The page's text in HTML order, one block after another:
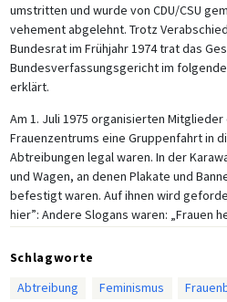
umstritten und wurde von CDU/CSU
vehement abgelehnt. Trotz
Bundesrat im Frühjahr 1974 trat das
Bundesverfassungsgericht im
erklärt.
Am 1. Juli 1975 organisierten
Frauenzentrums eine Gruppenfahrt in
Abtreibungen legal waren. In der
und Wagen, an denen Plakate und
befestigt waren. Auf ihnen wird
hier”: Andere Slogans waren: „Frauen
Wunschkinder“ und „Gemeinsam im
Schlagworte
Abtreibung
Feminismus